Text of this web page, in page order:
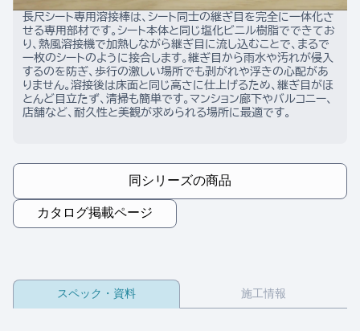
長尺シート専用溶接棒は、シート同士の継ぎ目を完全に一体化さ
せる専用部材です。シート本体と同じ塩化ビニル樹脂でできてお
り、熱風溶接機で加熱しながら継ぎ目に流し込むことで、まるで
一枚のシートのように接合します。継ぎ目から雨水や汚れが侵入
するのを防ぎ、歩行の激しい場所でも剥がれや浮きの心配があ
りません。溶接後は床面と同じ高さに仕上げるため、継ぎ目がほ
とんど目立たず、清掃も簡単です。マンション廊下やバルコニー、
店舗など、耐久性と美観が求められる場所に最適です。
同シリーズの商品
カタログ掲載ページ
スペック・資料 施工情報